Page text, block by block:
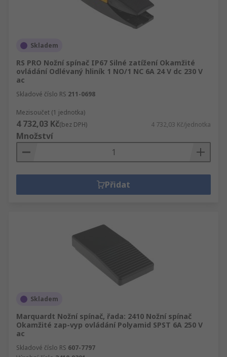
Skladem
RS PRO Nožní spínač IP67 Silné zatížení Okamžité
ovládání Odlévaný hliník 1 NO/1 NC 6A 24 V dc 230 V
ac
Skladové číslo RS 211-0698
Mezisoučet (1 jednotka)
4 732,03 Kč(bez DPH) 4 732,03 Kč/jednotka
Množství
Přidat
Skladem
Marquardt Nožní spínač, řada: 2410 Nožní spínač
Okamžité zap-vyp ovládání Polyamid SPST 6A 250 V
ac
Skladové číslo RS 607-7797